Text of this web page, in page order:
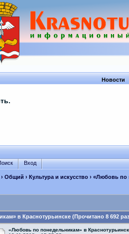
Новости
Вход
Общий › Культура и искусство› «Любовь по
в Краснотурьинске (Прочитано 8 692
«Любовь по понедельникам» в